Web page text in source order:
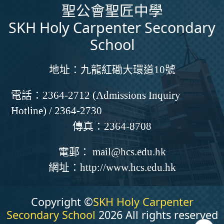
聖公會聖匠中學
SKH Holy Carpenter Secondary
School
地址： 九龍紅磡大環道10號
電話： 2364-2712 (Admissions Inquiry
Hotline) / 2364-2730
傳真： 2364-8708
電郵： mail@hcs.edu.hk
網址： http://www.hcs.edu.hk
Copyright ©SKH Holy Carpenter
Secondary School 2026 All rights reserved